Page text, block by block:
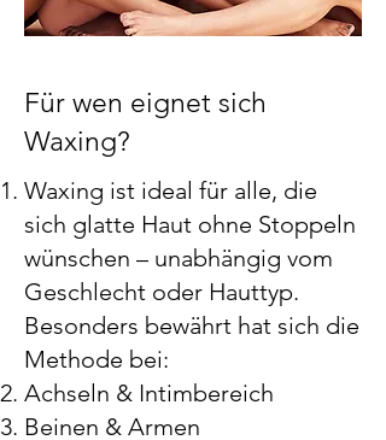
Für wen eignet sich
Waxing?
Waxing ist ideal für alle, die
sich glatte Haut ohne Stoppeln
wünschen – unabhängig vom
Geschlecht oder Hauttyp.
Besonders bewährt hat sich die
Methode bei:
Achseln & Intimbereich
Beinen & Armen